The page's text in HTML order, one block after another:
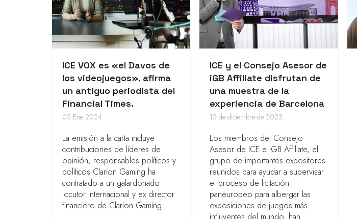
ICE VOX es «el Davos de
los videojuegos», afirma
un antiguo periodista del
Financial Times.
03 Ene 2024
La emisión a la carta incluye
contribuciones de líderes de
opinión, responsables políticos y
políticos Clarion Gaming ha
contratado a un galardonado
locutor internacional y ex director
financiero de Clarion Gaming. ...
ICE y el Consejo Asesor de
iGB Affiliate disfrutan de
una muestra de la
experiencia de Barcelona
13 de diciembre de 2023
Los miembros del Consejo
Asesor de ICE e iGB Affiliate, el
grupo de importantes expositores
reunidos para ayudar a supervisar
el proceso de licitación
paneuropeo para albergar las
exposiciones de juegos más
influyentes del mundo, han... ...